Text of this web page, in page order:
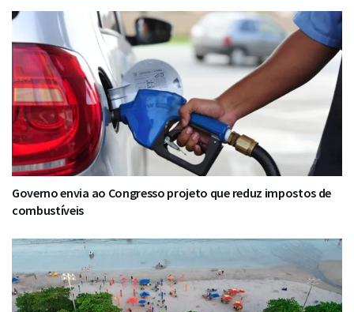
Governo envia ao Congresso projeto que reduz impostos de
combustíveis